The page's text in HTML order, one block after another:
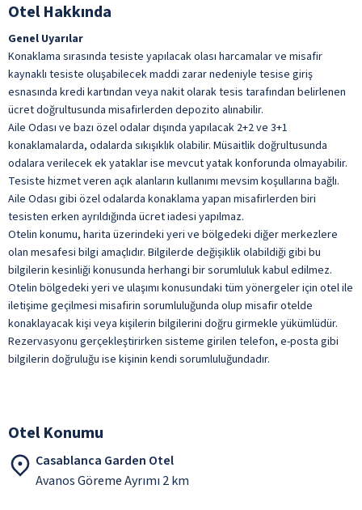
Açık Restoran
Bar
Kahvaltı Salonu
Kapalı Restoran
Taze Sıkılmış Meyve Suları
Türk Kahvesi
Yabancı Alkollü İçecek
Yerli Alkollü İçecek
ile belirtilen özellikler ücretlidir.
Otel Hakkında
Genel Uyarılar
Konaklama sırasında tesiste yapılacak olası harcamalar ve misafir
kaynaklı tesiste oluşabilecek maddi zarar nedeniyle tesise giriş
esnasında kredi kartından veya nakit olarak tesis tarafından belirlenen
ücret doğrultusunda misafirlerden depozito alınabilir.
Aile Odası ve bazı özel odalar dışında yapılacak 2+2 ve 3+1
konaklamalarda, odalarda sıkışıklık olabilir. Müsaitlik doğrultusunda
odalara verilecek ek yataklar ise mevcut yatak konforunda olmayabilir.
Tesiste hizmet veren açık alanların kullanımı mevsim koşullarına bağlı.
Aile Odası gibi özel odalarda konaklama yapan misafirlerden biri
tesisten erken ayrıldığında ücret iadesi yapılmaz.
Otelin konumu, harita üzerindeki yeri ve bölgedeki diğer merkezlere
olan mesafesi bilgi amaçlıdır. Bilgilerde değişiklik olabildiği gibi bu
bilgilerin kesinliği konusunda herhangi bir sorumluluk kabul edilmez.
Otelin bölgedeki yeri ve ulaşımı konusundaki tüm yönergeler için otel ile
iletişime geçilmesi misafirin sorumluluğunda olup misafir otelde
konaklayacak kişi veya kişilerin bilgilerini doğru girmekle yükümlüdür.
Rezervasyonu gerçekleştirirken sisteme girilen telefon, e-posta gibi
bilgilerin doğruluğu ise kişinin kendi sorumluluğundadır.
Otel Konumu
Casablanca Garden Otel
Avanos Göreme Ayrımı 2 km